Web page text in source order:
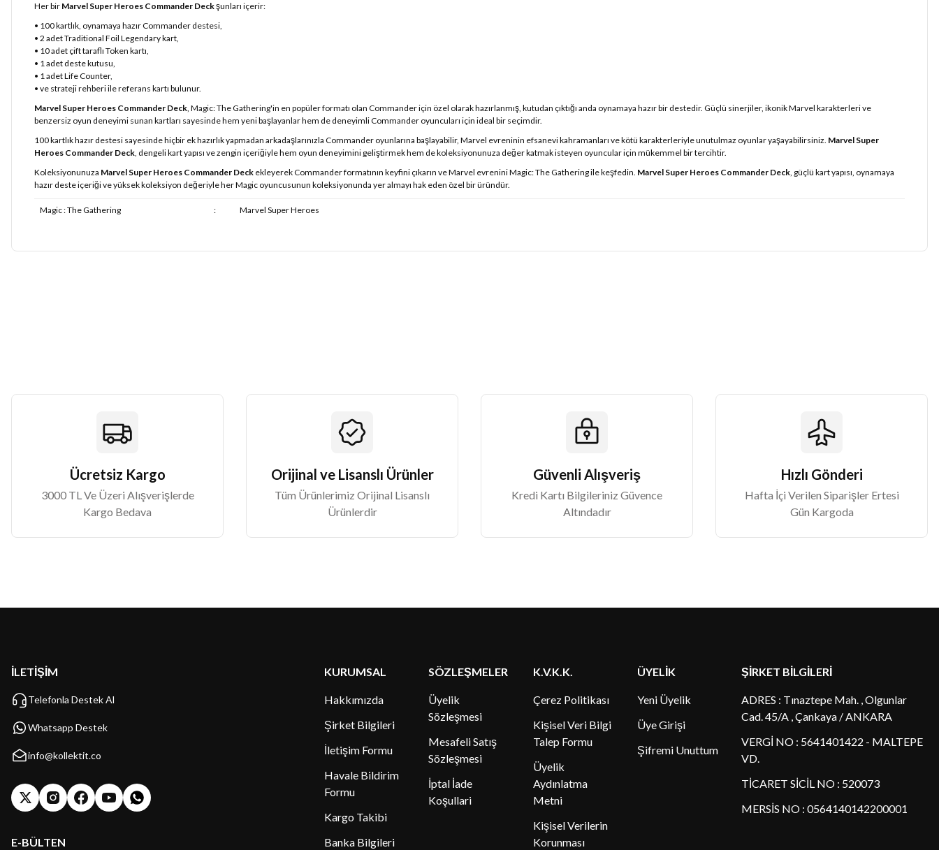
Her bir Marvel Super Heroes Commander Deckşunları içerir:
• 100 kartlık, oynamaya hazır Commander destesi,
• 2 adet Traditional Foil Legendary kart,
• 10 adet çift taraflı Token kartı,
• 1 adet deste kutusu,
• 1 adet Life Counter,
• ve strateji rehberi ile referans kartı bulunur.
Marvel Super Heroes Commander Deck, Magic: The Gathering'in en popüler formatı olan Commander için özel olarak hazırlanmış, kutudan çıktığı anda oynamaya hazır bir destedir. Güçlü sinerjiler, ikonik Marvel karakterleri ve
benzersiz oyun deneyimi sunan kartları sayesinde hem yeni başlayanlar hem de deneyimli Commander oyuncuları için ideal bir seçimdir.
100 kartlık hazır destesi sayesinde hiçbir ek hazırlık yapmadan arkadaşlarınızla Commander oyunlarına başlayabilir, Marvel evreninin efsanevi kahramanları ve kötü karakterleriyle unutulmaz oyunlar yaşayabilirsiniz. Marvel Super
Heroes Commander Deck, dengeli kart yapısı ve zengin içeriğiyle hem oyun deneyimini geliştirmek hem de koleksiyonunuza değer katmak isteyen oyuncular için mükemmel bir tercihtir.
Koleksiyonunuza Marvel Super Heroes Commander Deck ekleyerek Commander formatının keyfini çıkarın ve Marvel evrenini Magic: The Gathering ile keşfedin. Marvel Super Heroes Commander Deck, güçlü kart yapısı, oynamaya
hazır deste içeriği ve yüksek koleksiyon değeriyle her Magic oyuncusunun koleksiyonunda yer almayı hak eden özel bir üründür.
Magic : The Gathering : Marvel Super Heroes
Ücretsiz Kargo
3000 TL Ve Üzeri Alışverişlerde
Kargo Bedava
Orijinal ve Lisanslı Ürünler
Tüm Ürünlerimiz Orijinal Lisanslı
Ürünlerdir
Güvenli Alışveriş
Kredi Kartı Bilgileriniz Güvence
Altındadır
Hızlı Gönderi
Hafta İçi Verilen Siparişler Ertesi
Gün Kargoda
İLETİŞİM
Telefonla Destek Al
Whatsapp Destek
info@kollektit.co
E-BÜLTEN
KURUMSAL
Hakkımızda
Şirket Bilgileri
İletişim Formu
Havale Bildirim
Formu
Kargo Takibi
Banka Bilgileri
SÖZLEŞMELER
Üyelik
Sözleşmesi
Mesafeli Satış
Sözleşmesi
İptal İade
Koşullari
K.V.K.K.
Çerez Politikası
Kişisel Veri Bilgi
Talep Formu
Üyelik
Aydınlatma
Metni
Kişisel Verilerin
Korunması
ÜYELİK
Yeni Üyelik
Üye Girişi
Şifremi Unuttum
ŞİRKET BİLGİLERİ
ADRES : Tınaztepe Mah. , Olgunlar
Cad. 45/A , Çankaya / ANKARA
VERGİ NO : 5641401422 - MALTEPE
VD.
TİCARET SİCİL NO : 520073
MERSİS NO : 0564140142200001